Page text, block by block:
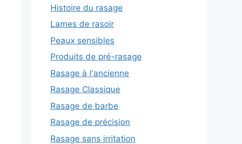
Histoire du rasage
Lames de rasoir
Peaux sensibles
Produits de pré-rasage
Rasage à l'ancienne
Rasage Classique
Rasage de barbe
Rasage de précision
Rasage sans irritation